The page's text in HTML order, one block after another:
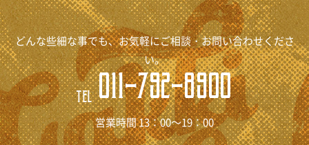
どんな些細な事でも、お気軽にご相談・お問い合わせくださ
い。
TEL 011-792-8900
営業時間 13：00～19：00